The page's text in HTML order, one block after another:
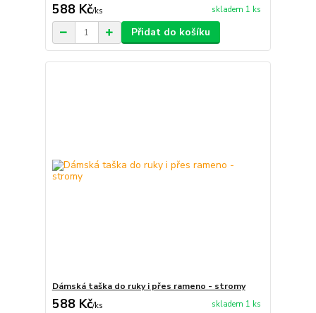
588 Kč/ks skladem 1 ks
Přidat do košíku
Dámská taška do ruky i přes rameno - stromy
588 Kč/ks skladem 1 ks